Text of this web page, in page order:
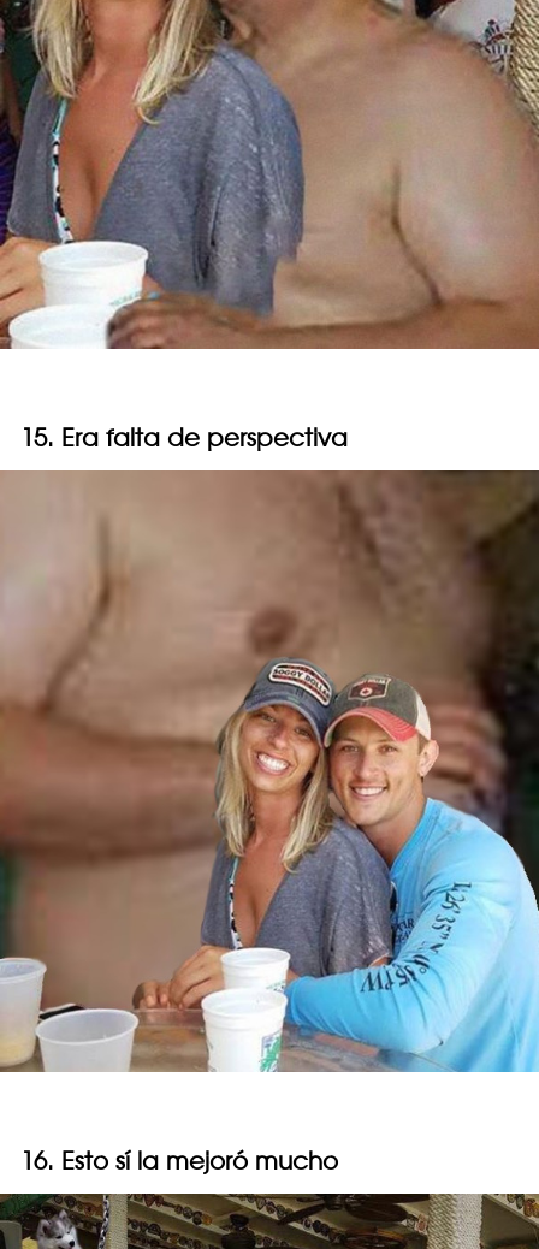
15. Era falta de perspectiva
16. Esto sí la mejoró mucho